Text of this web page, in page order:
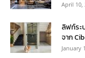
April 10,
ลิฟท์ระ
จาก
January